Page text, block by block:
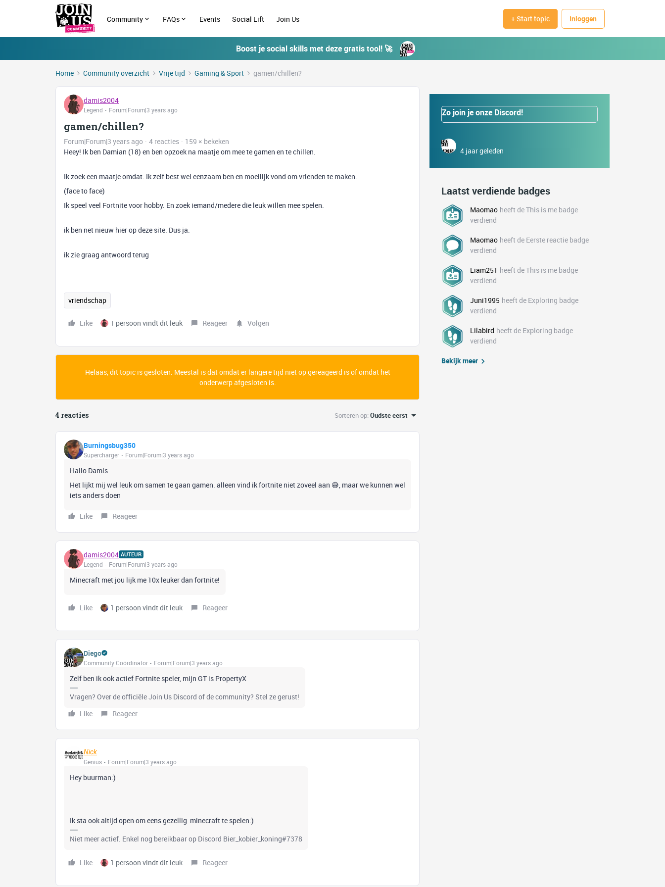
Community FAQs Events Social Lift Join Us + Start topic Inloggen
Boost je social skills met deze gratis tool! 🚀
Home Community overzicht Vrije tijd Gaming & Sport gamen/chillen?
damis2004
Legend Forum|Forum|3 years ago
gamen/chillen?
Forum|Forum|3 years ago 4 reacties
159 × bekeken
Heey! Ik ben Damian (18) en ben opzoek na maatje om mee te gamen en te chillen.
Ik zoek een maatje omdat. Ik zelf best wel eenzaam ben en moeilijk vond om vrienden te maken.
(face to face)
Ik speel veel Fortnite voor hobby. En zoek iemand/medere die leuk willen mee spelen.
ik ben net nieuw hier op deze site. Dus ja.
ik zie graag antwoord terug
vriendschap
Like 1 persoon vindt dit leuk Reageer Volgen
Helaas, dit topic is gesloten. Meestal is dat omdat er langere tijd niet op gereageerd is of omdat het
onderwerp afgesloten is.
4 reacties Sorteren op:Oudste eerst
Burningsbug350
Supercharger Forum|Forum|3 years ago
Hallo Damis
Het lijkt mij wel leuk om samen te gaan gamen. alleen vind ik fortnite niet zoveel aan 😅, maar we kunnen wel
iets anders doen
Like Reageer
damis2004 AUTEUR
Legend Forum|Forum|3 years ago
Minecraft met jou lijk me 10x leuker dan fortnite!
Like 1 persoon vindt dit leuk Reageer
Diego
Community Coördinator Forum|Forum|3 years ago
Zelf ben ik ook actief Fortnite speler, mijn GT is PropertyX
Vragen? Over de officiële Join Us Discord of de community? Stel ze gerust!
Like
Reageer
Nick
Genius
Forum|Forum|3 years ago
Hey buurman:)
Ik sta ook altijd open om eens gezellig minecraft te spelen:)
Niet meer actief. Enkel nog bereikbaar op Discord Bier_kobier_koning#7378
Like 1 persoon vindt dit leuk Reageer
Zo join je onze Discord!
4 jaar geleden
Laatst verdiende badges
Maomao heeft de This is me badge
verdiend
Maomao heeft de Eerste reactie badge
verdiend
Liam251 heeft de This is me badge
verdiend
Juni1995 heeft de Exploring badge
verdiend
Lilabird heeft de Exploring badge
verdiend
Bekijk meer